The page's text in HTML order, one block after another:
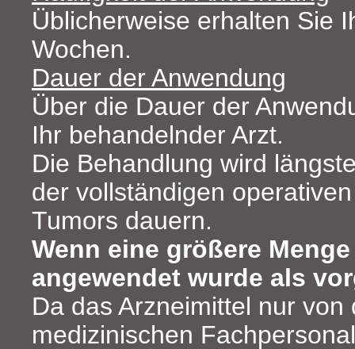
Üblicherweise erhalten Sie
Wochen.
Dauer der Anwendung
Über die Dauer der
Ihr behandelnder Arzt.
Die Behandlung wird
der vollständigen
Tumors dauern.
Wenn eine größere
angewendet wurde als
Da das Arzneimittel nur von
medizinischen